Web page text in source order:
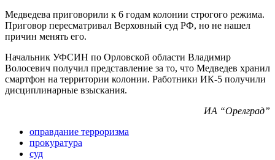
Медведева приговорили к 6 годам колонии строгого режима.
Приговор пересматривал Верховный суд РФ, но не нашел
причин менять его.
Начальник УФСИН по Орловской области Владимир
Волосевич получил представление за то, что Медведев хранил
смартфон на территории колонии. Работники ИК-5 получили
дисциплинарные взыскания.
ИА “Орелград”
оправдание терроризма
прокуратура
суд